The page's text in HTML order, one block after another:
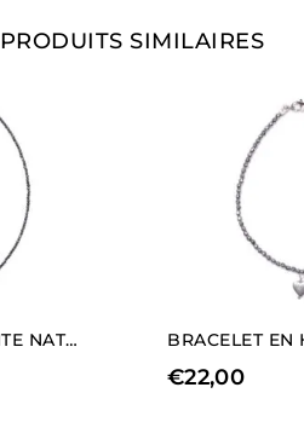
PRODUITS SIMILAIRES
COLLIER EN HÉMATITE NATURELLE AVEC CHARM EN FORME DE CŒUR (LONGUEUR COURTE)
€22,00